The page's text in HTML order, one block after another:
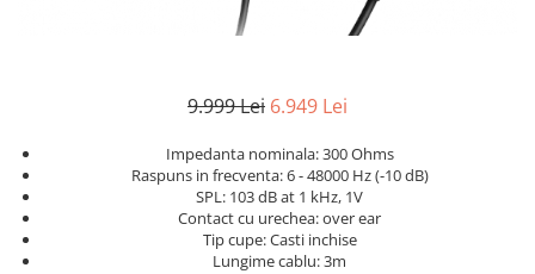
9.999 Lei 6.949 Lei
Impedanta nominala: 300 Ohms
Raspuns in frecventa: 6 - 48000 Hz (-10 dB)
SPL: 103 dB at 1 kHz, 1V
Contact cu urechea: over ear
Tip cupe: Casti inchise
Lungime cablu: 3m